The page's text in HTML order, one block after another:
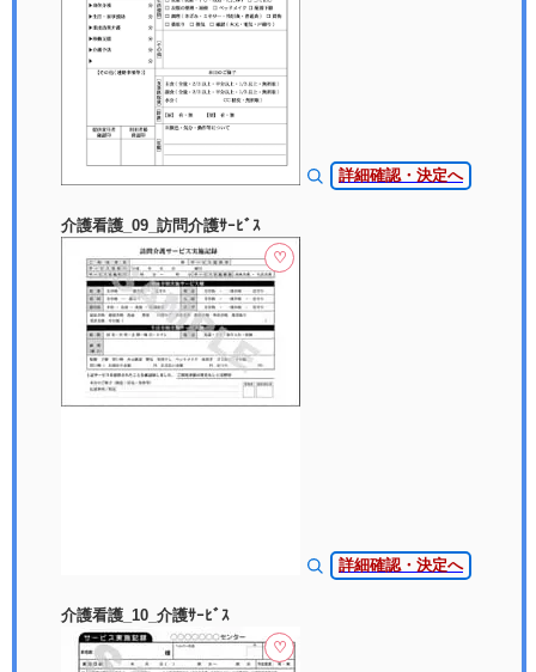
詳細確認・決定へ
介護看護_09_訪問介護ｻｰﾋﾞｽ
♡
詳細確認・決定へ
介護看護_10_介護ｻｰﾋﾞｽ
♡